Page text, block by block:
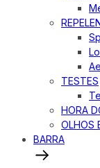
TESTES
HORA
OLHOS
BARRA